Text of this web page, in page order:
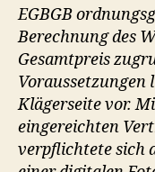
EGBGB
Berechnung des
Gesamtpreis
Voraussetzungen
Klägerseite vor.
eingereichten
verpflichtete sich